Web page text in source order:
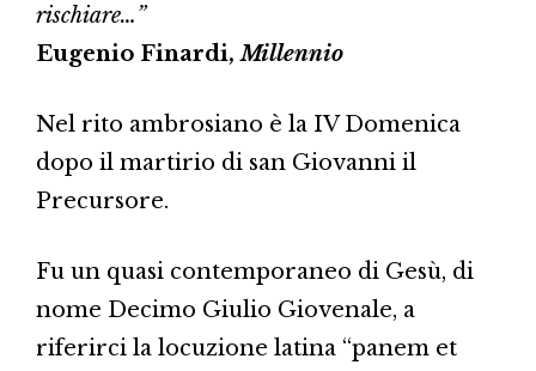
rischiare…”
Eugenio Finardi,Millennio
Nel rito ambrosiano è la IV Domenica
dopo il martirio di san Giovanni il
Precursore.
Fu un quasi contemporaneo di Gesù, di
nome Decimo Giulio Giovenale, a
riferirci la locuzione latina “panem et